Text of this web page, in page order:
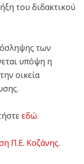
του διδακτικού
των
υπόψη η
οικεία
εδώ.
Π.Ε. Κοζάνης.